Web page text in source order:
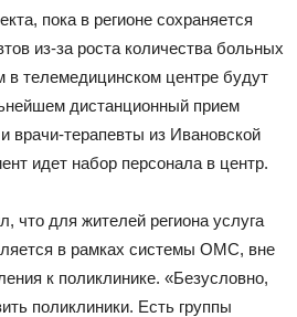
пока в регионе сохраняется
из-за роста количества больных
в телемедицинском центре будут
дистанционный прием
врачи-терапевты из Ивановской
идет набор персонала в центр.
что для жителей региона услуга
в рамках системы ОМС, вне
к поликлинике. «Безусловно,
поликлиники. Есть группы